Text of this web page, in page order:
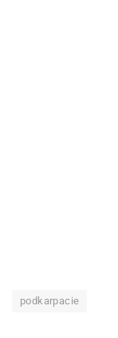
podkarpacie